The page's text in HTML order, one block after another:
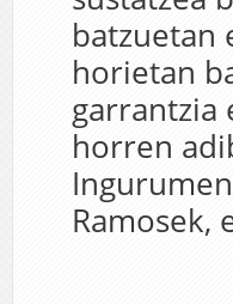
batzuetan
horietan
garrantzia
horren
Ramosek,